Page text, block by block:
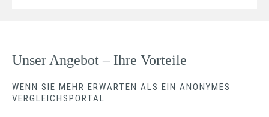
Unser Angebot – Ihre Vorteile
WENN SIE MEHR ERWARTEN ALS EIN ANONYMES
VERGLEICHSPORTAL